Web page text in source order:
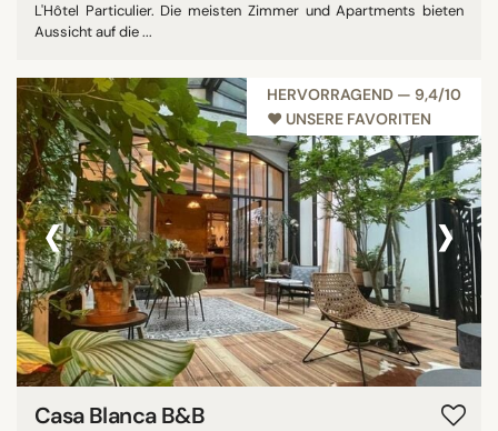
L'Hôtel Particulier. Die meisten Zimmer und Apartments bieten
Aussicht auf die ...
HERVORRAGEND — 9,4/10
♥︎ UNSERE FAVORITEN
‹ ›
Casa Blanca B&B